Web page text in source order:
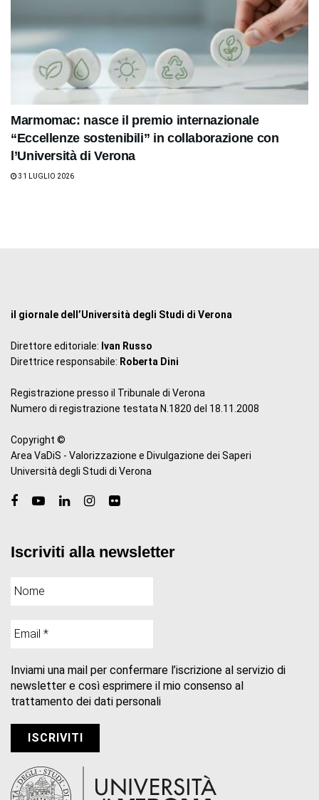
Marmomac: nasce il premio internazionale
“Eccellenze sostenibili” in collaborazione con
l’Università di Verona
31 LUGLIO 2026
il giornale dell’Università degli Studi di Verona
Direttore editoriale: Ivan Russo
Direttrice responsabile: Roberta Dini
Registrazione presso il Tribunale di Verona
Numero di registrazione testata N.1820 del 18.11.2008
Copyright ©
Area VaDiS - Valorizzazione e Divulgazione dei Saperi
Università degli Studi di Verona
Iscriviti alla newsletter
Inviami una mail per confermare l’iscrizione al servizio di
newsletter e così esprimere il mio consenso al
trattamento dei dati personali